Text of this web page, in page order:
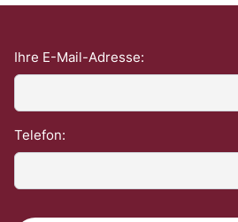
Ihre E-Mail-Adresse:
Telefon: